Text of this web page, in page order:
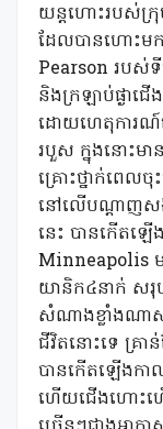
យន្តហោះរបស់ក្
ដែលបានហោះម
Pearson របស់
និងក្រឡាប់ផ្ងាជ
ដោយហេតុការណ៍
របួស ក្នុងនោះមាន
គ្រោះថ្នាក់ពេល
នៅលើបណ្តាញសង្
នេះ បានកើតឡ
Minneapolis
យានិក៤នាក់ សរុ
សំណាងខ្លាំងណា
ជីវិតនោះទេ គ្រា
បានកើតឡើងក
ហើយជើងហោះហើ